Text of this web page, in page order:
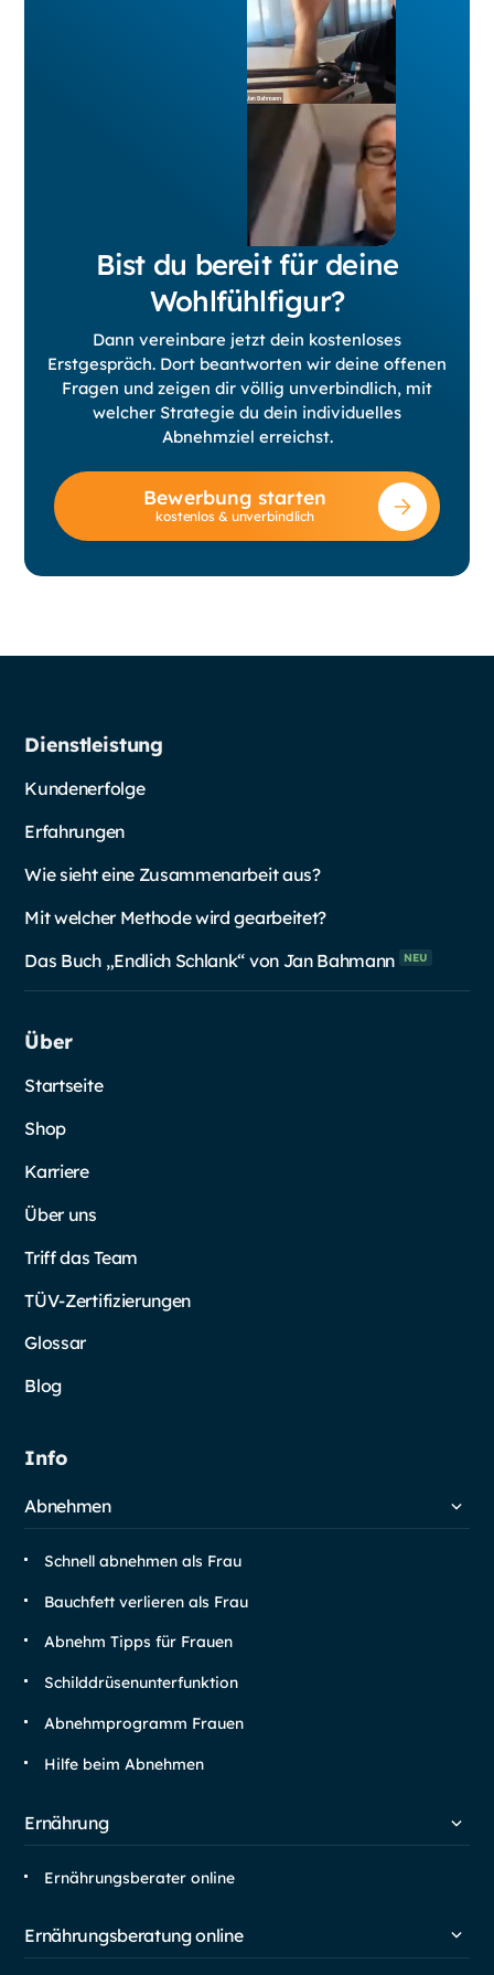
Bist du bereit für deine
Wohlfühlfigur?
Dann vereinbare jetzt dein kostenloses
Erstgespräch. Dort beantworten wir deine offenen
Fragen und zeigen dir völlig unverbindlich, mit
welcher Strategie du dein individuelles
Abnehmziel erreichst.
Bewerbung starten
kostenlos & unverbindlich
Dienstleistung
Kundenerfolge
Erfahrungen
Wie sieht eine Zusammenarbeit aus?
Mit welcher Methode wird gearbeitet?
Das Buch „Endlich Schlank“ von Jan Bahmann NEU
Über
Startseite
Shop
Karriere
Über uns
Triff das Team
TÜV-Zertifizierungen
Glossar
Blog
Info
Abnehmen
Schnell abnehmen als Frau
Bauchfett verlieren als Frau
Abnehm Tipps für Frauen
Schilddrüsen­unterfunktion
Abnehm­programm Frauen
Hilfe beim Abnehmen
Ernährung
Ernährungsberater online
Ernährungsberatung online